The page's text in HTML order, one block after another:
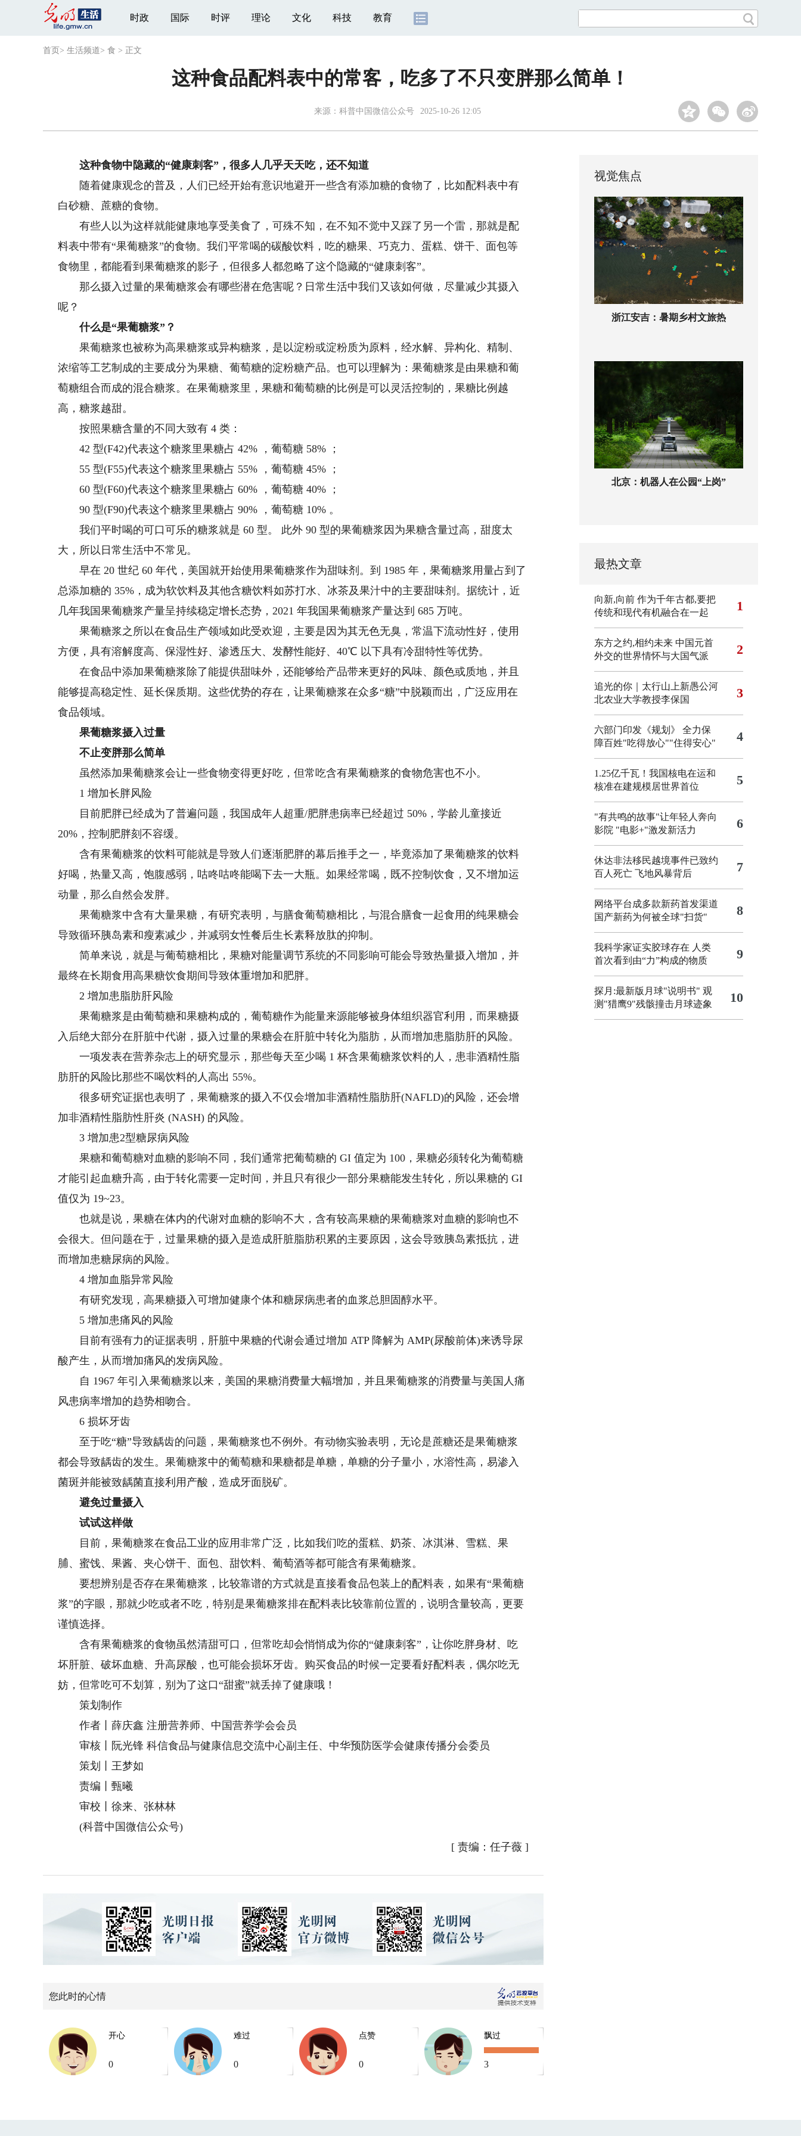
时政 国际 时评 理论 文化 科技 教育
首页 > 生活频道> 食 > 正文
这种食品配料表中的常客，吃多了不只变胖那么简单！
来源： 科普中国微信公众号 2025-10-26 12:05
这种食物中隐藏的“健康刺客”，很多人几乎天天吃，还不知道
随着健康观念的普及，人们已经开始有意识地避开一些含有添加糖的食物了，比如配料表中有
白砂糖、蔗糖的食物。
有些人以为这样就能健康地享受美食了，可殊不知，在不知不觉中又踩了另一个雷，那就是配
料表中带有“果葡糖浆”的食物。我们平常喝的碳酸饮料，吃的糖果、巧克力、蛋糕、饼干、面包等
食物里，都能看到果葡糖浆的影子，但很多人都忽略了这个隐藏的“健康刺客”。
那么摄入过量的果葡糖浆会有哪些潜在危害呢？日常生活中我们又该如何做，尽量减少其摄入
呢？
什么是“果葡糖浆”？
果葡糖浆也被称为高果糖浆或异构糖浆，是以淀粉或淀粉质为原料，经水解、异构化、精制、
浓缩等工艺制成的主要成分为果糖、葡萄糖的淀粉糖产品。也可以理解为：果葡糖浆是由果糖和葡
萄糖组合而成的混合糖浆。在果葡糖浆里，果糖和葡萄糖的比例是可以灵活控制的，果糖比例越
高，糖浆越甜。
按照果糖含量的不同大致有 4 类：
42 型(F42)代表这个糖浆里果糖占 42% ，葡萄糖 58% ；
55 型(F55)代表这个糖浆里果糖占 55% ，葡萄糖 45% ；
60 型(F60)代表这个糖浆里果糖占 60% ，葡萄糖 40% ；
90 型(F90)代表这个糖浆里果糖占 90% ，葡萄糖 10% 。
我们平时喝的可口可乐的糖浆就是 60 型。 此外 90 型的果葡糖浆因为果糖含量过高，甜度太
大，所以日常生活中不常见。
早在 20 世纪 60 年代，美国就开始使用果葡糖浆作为甜味剂。到 1985 年，果葡糖浆用量占到了
总添加糖的 35%，成为软饮料及其他含糖饮料如苏打水、冰茶及果汁中的主要甜味剂。据统计，近
几年我国果葡糖浆产量呈持续稳定增长态势，2021 年我国果葡糖浆产量达到 685 万吨。
果葡糖浆之所以在食品生产领域如此受欢迎，主要是因为其无色无臭，常温下流动性好，使用
方便，具有溶解度高、保湿性好、渗透压大、发酵性能好、40℃ 以下具有冷甜特性等优势。
在食品中添加果葡糖浆除了能提供甜味外，还能够给产品带来更好的风味、颜色或质地，并且
能够提高稳定性、延长保质期。这些优势的存在，让果葡糖浆在众多“糖”中脱颖而出，广泛应用在
食品领域。
果葡糖浆摄入过量
不止变胖那么简单
虽然添加果葡糖浆会让一些食物变得更好吃，但常吃含有果葡糖浆的食物危害也不小。
1 增加长胖风险
目前肥胖已经成为了普遍问题，我国成年人超重/肥胖患病率已经超过 50%，学龄儿童接近
20%，控制肥胖刻不容缓。
含有果葡糖浆的饮料可能就是导致人们逐渐肥胖的幕后推手之一，毕竟添加了果葡糖浆的饮料
好喝，热量又高，饱腹感弱，咕咚咕咚能喝下去一大瓶。如果经常喝，既不控制饮食，又不增加运
动量，那么自然会发胖。
果葡糖浆中含有大量果糖，有研究表明，与膳食葡萄糖相比，与混合膳食一起食用的纯果糖会
导致循环胰岛素和瘦素减少，并减弱女性餐后生长素释放肽的抑制。
简单来说，就是与葡萄糖相比，果糖对能量调节系统的不同影响可能会导致热量摄入增加，并
最终在长期食用高果糖饮食期间导致体重增加和肥胖。
2 增加患脂肪肝风险
果葡糖浆是由葡萄糖和果糖构成的，葡萄糖作为能量来源能够被身体组织器官利用，而果糖摄
入后绝大部分在肝脏中代谢，摄入过量的果糖会在肝脏中转化为脂肪，从而增加患脂肪肝的风险。
一项发表在营养杂志上的研究显示，那些每天至少喝 1 杯含果葡糖浆饮料的人，患非酒精性脂
肪肝的风险比那些不喝饮料的人高出 55%。
很多研究证据也表明了，果葡糖浆的摄入不仅会增加非酒精性脂肪肝(NAFLD)的风险，还会增
加非酒精性脂肪性肝炎 (NASH) 的风险。
3 增加患2型糖尿病风险
果糖和葡萄糖对血糖的影响不同，我们通常把葡萄糖的 GI 值定为 100，果糖必须转化为葡萄糖
才能引起血糖升高，由于转化需要一定时间，并且只有很少一部分果糖能发生转化，所以果糖的 GI
值仅为 19~23。
也就是说，果糖在体内的代谢对血糖的影响不大，含有较高果糖的果葡糖浆对血糖的影响也不
会很大。但问题在于，过量果糖的摄入是造成肝脏脂肪积累的主要原因，这会导致胰岛素抵抗，进
而增加患糖尿病的风险。
4 增加血脂异常风险
有研究发现，高果糖摄入可增加健康个体和糖尿病患者的血浆总胆固醇水平。
5 增加患痛风的风险
目前有强有力的证据表明，肝脏中果糖的代谢会通过增加 ATP 降解为 AMP(尿酸前体)来诱导尿
酸产生，从而增加痛风的发病风险。
自 1967 年引入果葡糖浆以来，美国的果糖消费量大幅增加，并且果葡糖浆的消费量与美国人痛
风患病率增加的趋势相吻合。
6 损坏牙齿
至于吃“糖”导致龋齿的问题，果葡糖浆也不例外。有动物实验表明，无论是蔗糖还是果葡糖浆
都会导致龋齿的发生。果葡糖浆中的葡萄糖和果糖都是单糖，单糖的分子量小，水溶性高，易渗入
菌斑并能被致龋菌直接利用产酸，造成牙面脱矿。
避免过量摄入
试试这样做
目前，果葡糖浆在食品工业的应用非常广泛，比如我们吃的蛋糕、奶茶、冰淇淋、雪糕、果
脯、蜜饯、果酱、夹心饼干、面包、甜饮料、葡萄酒等都可能含有果葡糖浆。
要想辨别是否存在果葡糖浆，比较靠谱的方式就是直接看食品包装上的配料表，如果有“果葡糖
浆”的字眼，那就少吃或者不吃，特别是果葡糖浆排在配料表比较靠前位置的，说明含量较高，更要
谨慎选择。
含有果葡糖浆的食物虽然清甜可口，但常吃却会悄悄成为你的“健康刺客”，让你吃胖身材、吃
坏肝脏、破坏血糖、升高尿酸，也可能会损坏牙齿。购买食品的时候一定要看好配料表，偶尔吃无
妨，但常吃可不划算，别为了这口“甜蜜”就丢掉了健康哦！
策划制作
作者丨薛庆鑫 注册营养师、中国营养学会会员
审核丨阮光锋 科信食品与健康信息交流中心副主任、中华预防医学会健康传播分会委员
策划丨王梦如
责编丨甄曦
审校丨徐来、张林林
(科普中国微信公众号)
[ 责编：任子薇 ]
您此时的心情
开心
0
难过
0
点赞
0
飘过
3
视觉焦点
浙江安吉：暑期乡村文旅热
北京：机器人在公园“上岗”
最热文章
向新,向前 作为千年古都,要把
传统和现代有机融合在一起
1
东方之约,相约未来 中国元首
外交的世界情怀与大国气派
2
追光的你｜太行山上新愚公河
北农业大学教授李保国
3
六部门印发《规划》 全力保
障百姓"吃得放心""住得安心"
4
1.25亿千瓦！我国核电在运和
核准在建规模居世界首位
5
"有共鸣的故事"让年轻人奔向
影院 "电影+"激发新活力 6
休达非法移民越境事件已致约
百人死亡 飞地风暴背后 7
网络平台成多款新药首发渠道
国产新药为何被全球"扫货"
8
我科学家证实胶球存在 人类
首次看到由“力”构成的物质
9
探月:最新版月球"说明书" 观
测"猎鹰9"残骸撞击月球迹象
10